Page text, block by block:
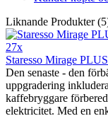
Liknande Produkter
27x
Staresso Mirage
Den senaste - den
uppgradering
kaffebryggare
elektricitet. Med en